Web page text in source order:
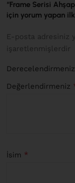
“Frame Serisi
için yorum yapan
E-posta adresiniz
işaretlenmişlerdir
Derecelendirmeniz
Değerlendirmeniz
İsim *